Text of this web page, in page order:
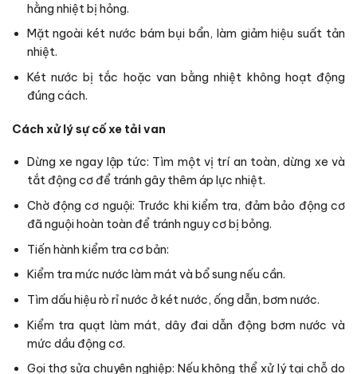
hằng nhiệt bị hỏng.
Mặt ngoài két nước bám bụi bẩn, làm giảm hiệu suất tản
nhiệt.
Két nước bị tắc hoặc van bằng nhiệt không hoạt động
đúng cách.
Cách xử lý sự cố xe tải van
Dừng xe ngay lập tức: Tìm một vị trí an toàn, dừng xe và
tắt động cơ để tránh gây thêm áp lực nhiệt.
Chờ động cơ nguội: Trước khi kiểm tra, đảm bảo động cơ
đã nguội hoàn toàn để tránh nguy cơ bị bỏng.
Tiến hành kiểm tra cơ bản:
Kiểm tra mức nước làm mát và bổ sung nếu cần.
Tìm dấu hiệu rò rỉ nước ở két nước, ống dẫn, bơm nước.
Kiểm tra quạt làm mát, dây đai dẫn động bơm nước và
mức dầu động cơ.
Gọi thợ sửa chuyên nghiệp: Nếu không thể xử lý tại chỗ do